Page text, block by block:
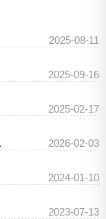
2025-08-11
2025-09-16
2025-02-17
告 2026-02-03
2024-01-10
2023-07-13